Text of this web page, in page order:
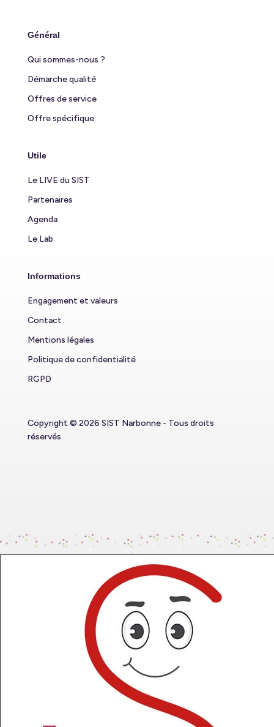
Général
Qui sommes-nous ?
Démarche qualité
Offres de service
Offre spécifique
Utile
Le LIVE du SIST
Partenaires
Agenda
Le Lab
Informations
Engagement et valeurs
Contact
Mentions légales
Politique de confidentialité
RGPD
Copyright © 2026 SIST Narbonne - Tous droits
réservés